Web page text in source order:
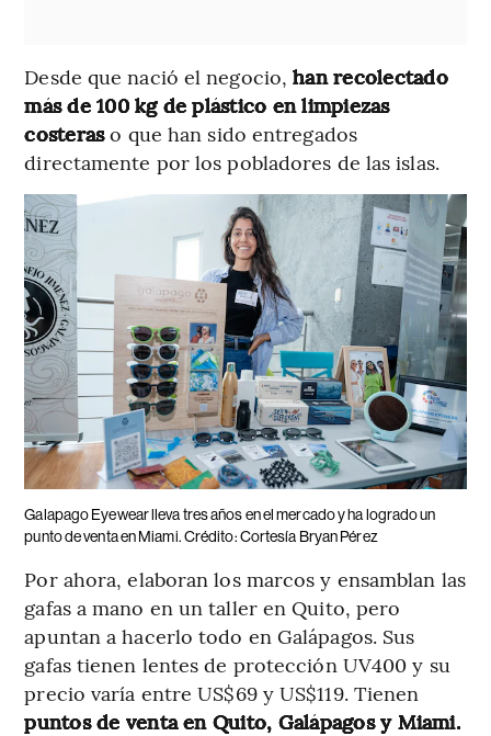
Desde que nació el negocio,han recolectado
más de 100 kg de plástico en limpiezas
costeraso que han sido entregados
directamente por los pobladores de las islas.
Galapago Eyewear lleva tres años en el mercado y ha logrado un
punto de venta en Miami. Crédito: Cortesía Bryan Pérez
Por ahora, elaboran los marcos y ensamblan las
gafas a mano en un taller en Quito, pero
apuntan a hacerlo todo en Galápagos. Sus
gafas tienen lentes de protección UV400 y su
precio varía entre US$69 y US$119. Tienen
puntos de venta en Quito, Galápagos y Miami.